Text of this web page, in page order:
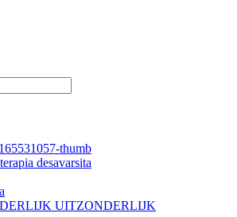
desavarsita
UITZONDERLIJK